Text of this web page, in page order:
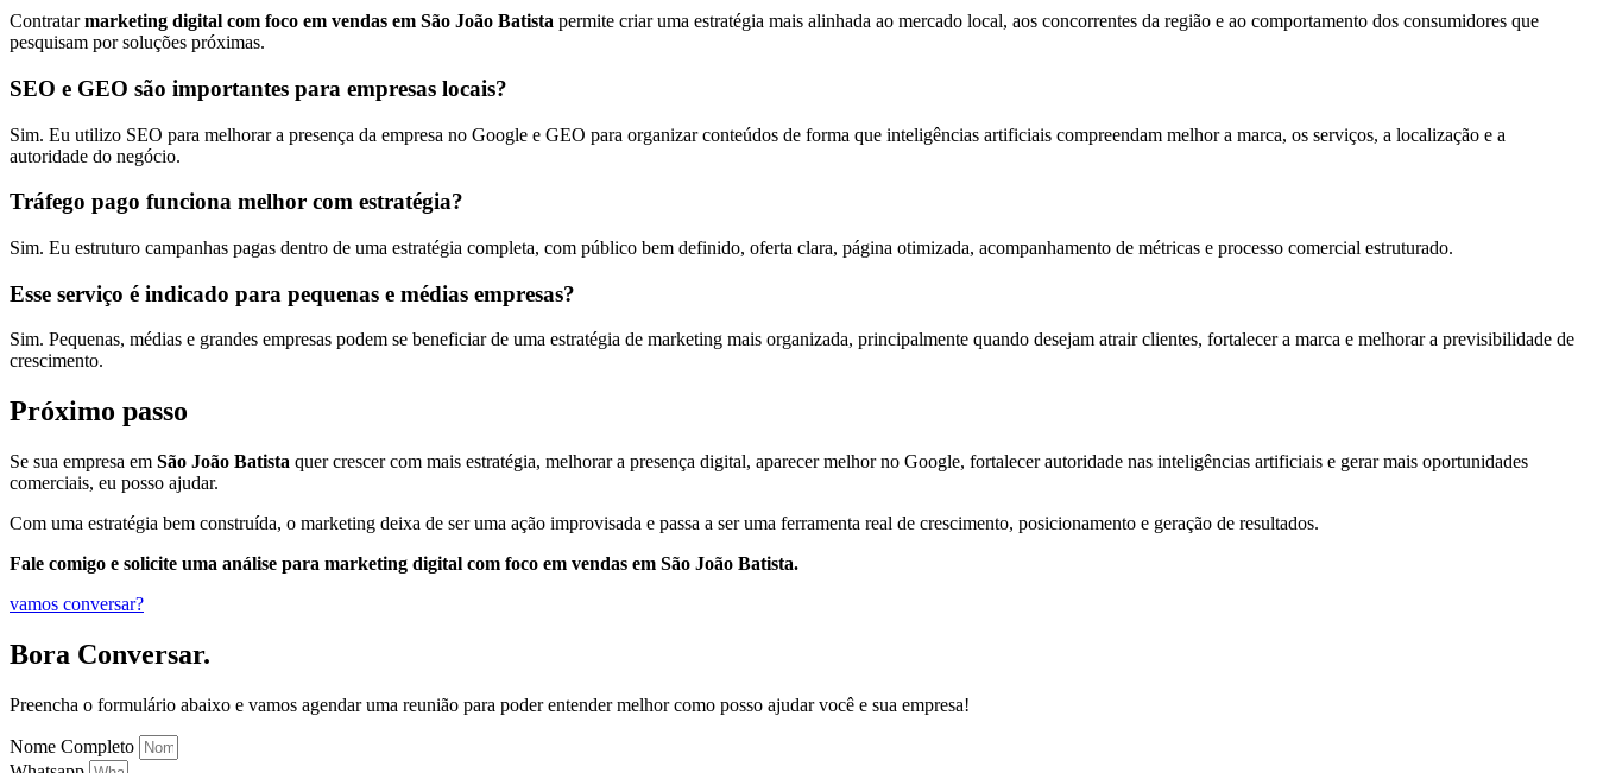
Contratarmarketing digital com foco em vendas em São João Batista permite criar uma estratégia mais alinhada ao mercado local, aos concorrentes da região e ao comportamento dos consumidores que
pesquisam por soluções próximas.
SEO e GEO são importantes para empresas locais?
Sim. Eu utilizo SEO para melhorar a presença da empresa no Google e GEO para organizar conteúdos de forma que inteligências artificiais compreendam melhor a marca, os serviços, a localização e a
autoridade do negócio.
Tráfego pago funciona melhor com estratégia?
Sim. Eu estruturo campanhas pagas dentro de uma estratégia completa, com público bem definido, oferta clara, página otimizada, acompanhamento de métricas e processo comercial estruturado.
Esse serviço é indicado para pequenas e médias empresas?
Sim. Pequenas, médias e grandes empresas podem se beneficiar de uma estratégia de marketing mais organizada, principalmente quando desejam atrair clientes, fortalecer a marca e melhorar a previsibilidade de
crescimento.
Próximo passo
Se sua empresa em São João Batista quer crescer com mais estratégia, melhorar a presença digital, aparecer melhor no Google, fortalecer autoridade nas inteligências artificiais e gerar mais oportunidades
comerciais, eu posso ajudar.
Com uma estratégia bem construída, o marketing deixa de ser uma ação improvisada e passa a ser uma ferramenta real de crescimento, posicionamento e geração de resultados.
Fale comigo e solicite uma análise para marketing digital com foco em vendas em São João Batista.
vamos conversar?
Bora Conversar.
Preencha o formulário abaixo e vamos agendar uma reunião para poder entender melhor como posso ajudar você e sua empresa!
Nome Completo